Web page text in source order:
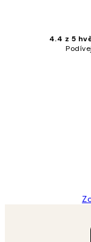
4.4 z 5